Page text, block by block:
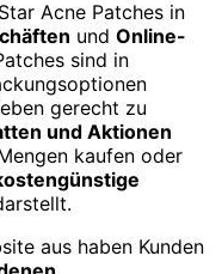
Acne Patches in
und Online-
sind in
gerecht zu
und Aktionen
kaufen oder
aus haben Kunden